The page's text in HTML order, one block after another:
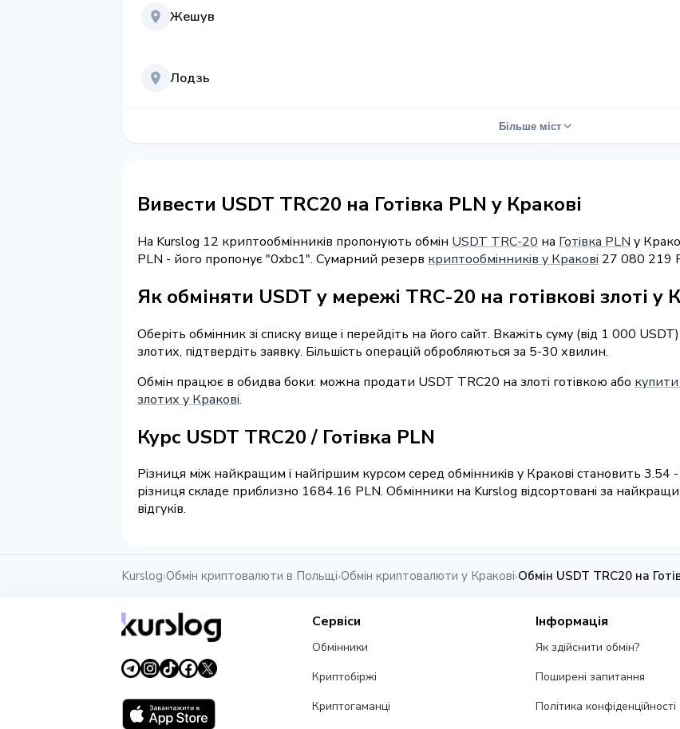
Жешув
Лодзь
Більше міст
Вивести USDT TRC20 на Готівка PLN у Кракові
На Kurslog 12 криптообмінників пропонують обмін USDT TRC-20 на Готівка PLN у
PLN - його пропонує "0xbc1". Сумарний резерв криптообмінників у Кракові 27 080 219
Як обміняти USDT у мережі TRC-20 на готівкові злоті у
Оберіть обмінник зі списку вище і перейдіть на його сайт. Вкажіть суму (від 1 000
злотих, підтвердіть заявку. Більшість операцій обробляються за 5-30 хвилин.
Обмін працює в обидва боки: можна продати USDT TRC20 на злоті готівкою або
злотих у Кракові.
Курс USDT TRC20 / Готівка PLN
Різниця між найкращим і найгіршим курсом серед обмінників у Кракові становить
різниця складе приблизно 1684.16 PLN. Обмінники на Kurslog відсортовані за
відгуків.
Kurslog›Обмін криптовалюти в Польщі›Обмін криптовалюти у Кракові›Обмін USDT TRC20 на
Сервіси
Обмінники
Криптобіржі
Криптогаманці
Інформація
Як здійснити обмін?
Поширені запитання
Політика конфіденційності